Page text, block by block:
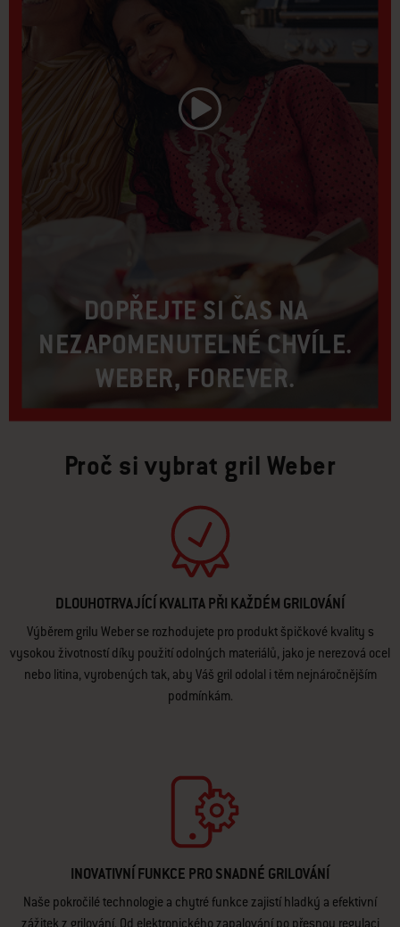
DOPŘEJTE SI ČAS NA
NEZAPOMENUTELNÉ CHVÍLE.
WEBER, FOREVER.​
Přehrát video
Proč si vybrat gril Weber
DLOUHOTRVAJÍCÍ KVALITA PŘI KAŽDÉM GRILOVÁNÍ
Výběrem grilu Weber se rozhodujete pro produkt špičkové kvality s
vysokou životností díky použití odolných materiálů, jako je nerezová ocel
nebo litina, vyrobených tak, aby Váš gril odolal i těm nejnáročnějším
podmínkám.
INOVATIVNÍ FUNKCE PRO SNADNÉ GRILOVÁNÍ
Naše pokročilé technologie a chytré funkce zajistí hladký a efektivní
zážitek z grilování. Od elektronického zapalování po přesnou regulaci